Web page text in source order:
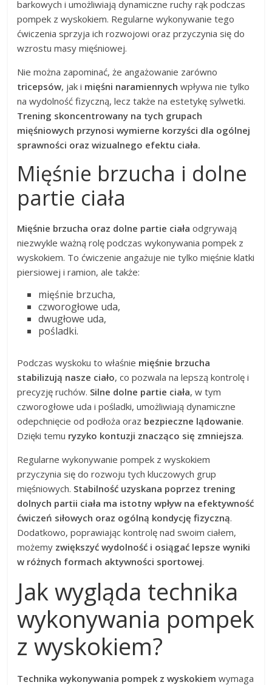
barkowych i umożliwiają dynamiczne ruchy rąk podczas
pompek z wyskokiem. Regularne wykonywanie tego
ćwiczenia sprzyja ich rozwojowi oraz przyczynia się do
wzrostu masy mięśniowej.
Nie można zapominać, że angażowanie zarówno
tricepsów, jak i mięśni naramiennych wpływa nie tylko
na wydolność fizyczną, lecz także na estetykę sylwetki.
Trening skoncentrowany na tych grupach
mięśniowych przynosi wymierne korzyści dla ogólnej
sprawności oraz wizualnego efektu ciała.
Mięśnie brzucha i dolne
partie ciała
Mięśnie brzucha oraz dolne partie ciała odgrywają
niezwykle ważną rolę podczas wykonywania pompek z
wyskokiem. To ćwiczenie angażuje nie tylko mięśnie klatki
piersiowej i ramion, ale także:
mięśnie brzucha,
czworogłowe uda,
dwugłowe uda,
pośladki.
Podczas wyskoku to właśnie mięśnie brzucha
stabilizują nasze ciało, co pozwala na lepszą kontrolę i
precyzję ruchów. Silne dolne partie ciała, w tym
czworogłowe uda i pośladki, umożliwiają dynamiczne
odepchnięcie od podłoża oraz bezpieczne lądowanie.
Dzięki temu ryzyko kontuzji znacząco się zmniejsza.
Regularne wykonywanie pompek z wyskokiem
przyczynia się do rozwoju tych kluczowych grup
mięśniowych. Stabilność uzyskana poprzez trening
dolnych partii ciała ma istotny wpływ na efektywność
ćwiczeń siłowych oraz ogólną kondycję fizyczną.
Dodatkowo, poprawiając kontrolę nad swoim ciałem,
możemy zwiększyć wydolność i osiągać lepsze wyniki
w różnych formach aktywności sportowej.
Jak wygląda technika
wykonywania pompek
z wyskokiem?
Technika wykonywania pompek z wyskokiem wymaga